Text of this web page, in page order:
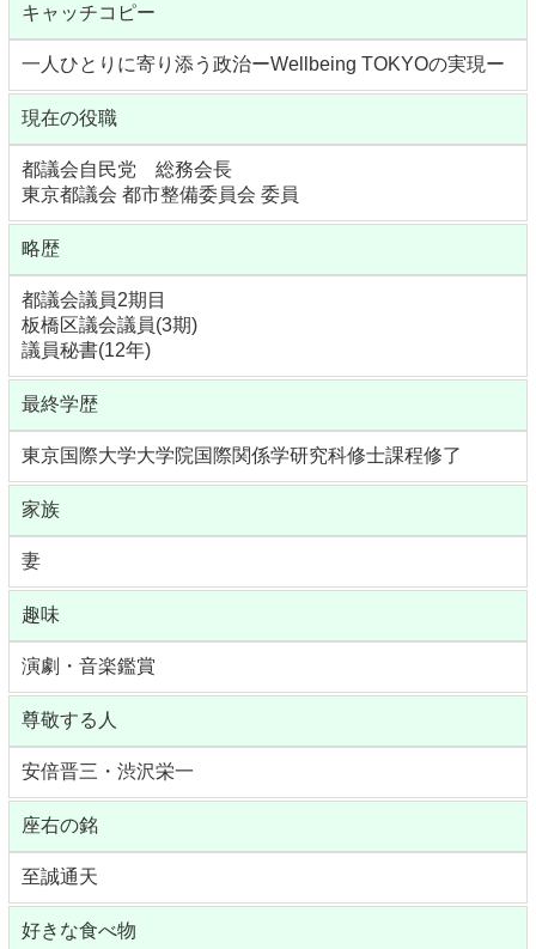
キャッチコピー
一人ひとりに寄り添う政治ーWellbeing TOKYOの実現ー
現在の役職
都議会自民党 総務会長
東京都議会 都市整備委員会 委員
略歴
都議会議員2期目
板橋区議会議員(3期)
議員秘書(12年)
最終学歴
東京国際大学大学院国際関係学研究科修士課程修了
家族
妻
趣味
演劇・音楽鑑賞
尊敬する人
安倍晋三・渋沢栄一
座右の銘
至誠通天
好きな食べ物